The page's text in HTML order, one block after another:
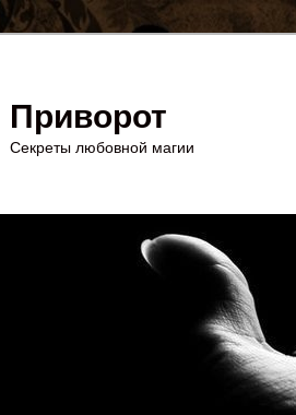
Приворот
Секреты любовной магии